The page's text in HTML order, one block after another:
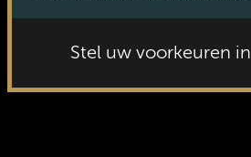
Stel uw voorkeuren in